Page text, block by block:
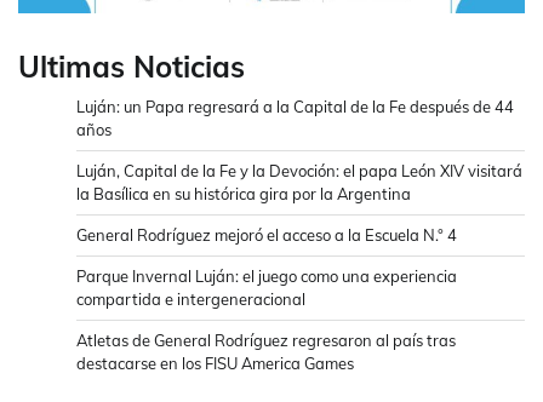
Ultimas Noticias
Luján: un Papa regresará a la Capital de la Fe después de 44
años
Luján, Capital de la Fe y la Devoción: el papa León XIV visitará
la Basílica en su histórica gira por la Argentina
General Rodríguez mejoró el acceso a la Escuela N.° 4
Parque Invernal Luján: el juego como una experiencia
compartida e intergeneracional
Atletas de General Rodríguez regresaron al país tras
destacarse en los FISU America Games